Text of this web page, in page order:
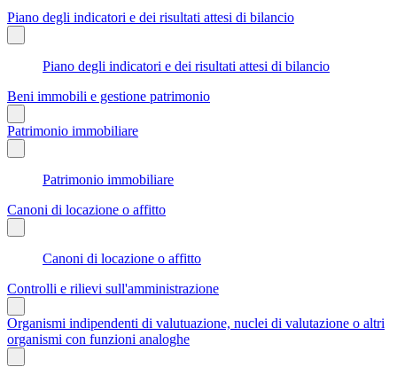
Piano degli indicatori e dei risultati attesi di bilancio
Piano degli indicatori e dei risultati attesi di bilancio
Beni immobili e gestione patrimonio
Patrimonio immobiliare
Patrimonio immobiliare
Canoni di locazione o affitto
Canoni di locazione o affitto
Controlli e rilievi sull'amministrazione
Organismi indipendenti di valutuazione, nuclei di valutazione o altri
organismi con funzioni analoghe